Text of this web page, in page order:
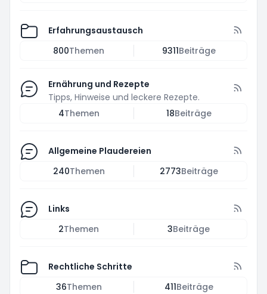
Erfahrungsaustausch
800Themen 9311Beiträge
Ernährung und Rezepte
Tipps, Hinweise und leckere Rezepte.
4Themen 18Beiträge
Allgemeine Plaudereien
240Themen 2773Beiträge
Links
2Themen 3Beiträge
Rechtliche Schritte
36Themen 411Beiträge